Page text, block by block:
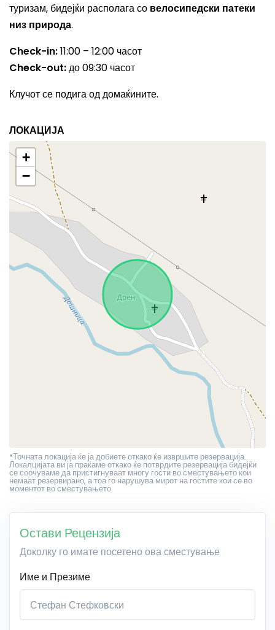
туризам, бидејќи располага со велосипедски патеки
низ природа.
Check-in:11:00 – 12:00 часот
Check-out:до 09:30 часот
Клучот се подига од домаќините.
ЛОКАЦИЈА
+
−
*Точната локација ќе ја добиете откако ќе извршите резервација.
Локалцијата ви ја праќаме откако ќе потврдите резервација бидејќи
се соочуваме да пристигнуваат многу гости во сместувањето кои
немаат резервирано, а тоа го нарушува мирот на гостите кои се во
моментот во сместувањето.
Остави Рецензија
Доколку го имате посетено ова сместување
Име и Презиме